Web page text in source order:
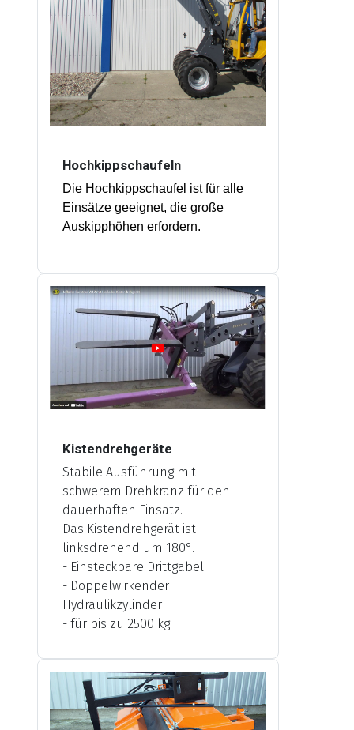
Hochkippschaufeln
Die Hochkippschaufel ist für alle
Einsätze geeignet, die große
Auskipphöhen erfordern.
Kistendrehgeräte
Stabile Ausführung mit
schwerem Drehkranz für den
dauerhaften Einsatz.
Das Kistendrehgerät ist
linksdrehend um 180°.
- Einsteckbare Drittgabel
- Doppelwirkender
Hydraulikzylinder
- für bis zu 2500 kg